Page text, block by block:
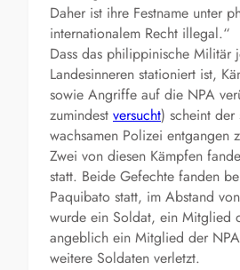
Daher ist ihre Festname unter
internationalem Recht illegal.“
Dass das philippinische Militär
Landesinneren stationiert ist,
sowie Angriffe auf die NPA
zumindest versucht) scheint der
wachsamen Polizei entgangen
Zwei von diesen Kämpfen
statt. Beide Gefechte fanden
Paquibato statt, im Abstand
wurde ein Soldat, ein Mitglied
angeblich ein Mitglied der
weitere Soldaten verletzt.